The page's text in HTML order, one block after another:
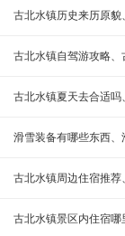
古北水镇历史来历原
古北水镇自驾游攻略
古北水镇夏天去合适
滑雪装备有哪些东西
古北水镇周边住宿推荐
古北水镇景区内住宿